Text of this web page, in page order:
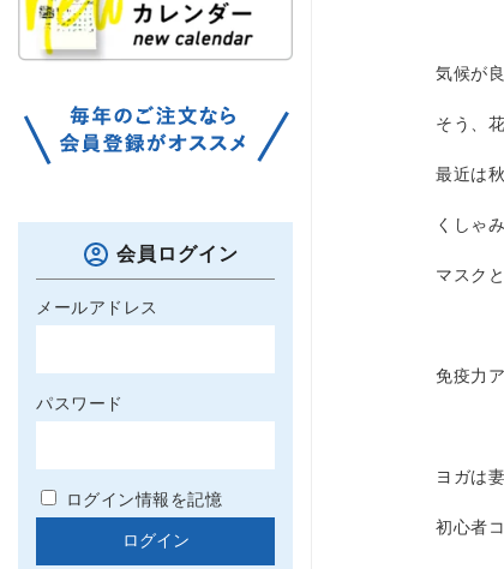
気候が
そう、
最近は
くしゃ
マスク
免疫力
ヨガは
初心者
会員ログイン
メールアドレス
パスワード
ログイン情報を記憶